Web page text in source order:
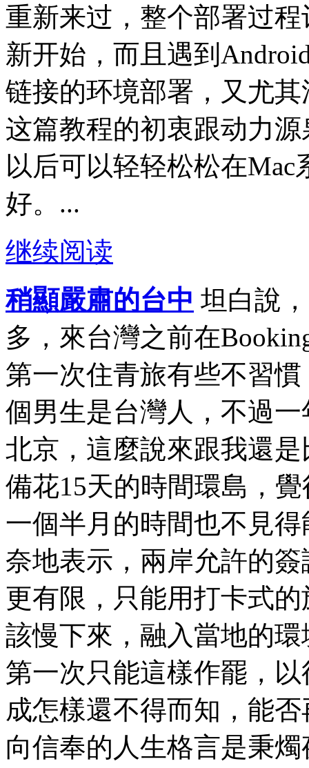
重新来过，整个部署过
新开始，而且遇到
链接的环境部署，又尤
这篇教程的初衷跟动力
以后可以轻轻松松在
好。...
继续阅读
稍顯嚴肅的台中 坦白說
多，來台灣之前在
第一次住青旅有些不習
個男生是台灣人，不過
北京，這麼說來跟我還
備花15天的時間環島，
一個半月的時間也不見
奈地表示，兩岸允許的
更有限，只能用打卡式
該慢下來，融入當地的
第一次只能這樣作罷，
成怎樣還不得而知，能
向信奉的人生格言是秉